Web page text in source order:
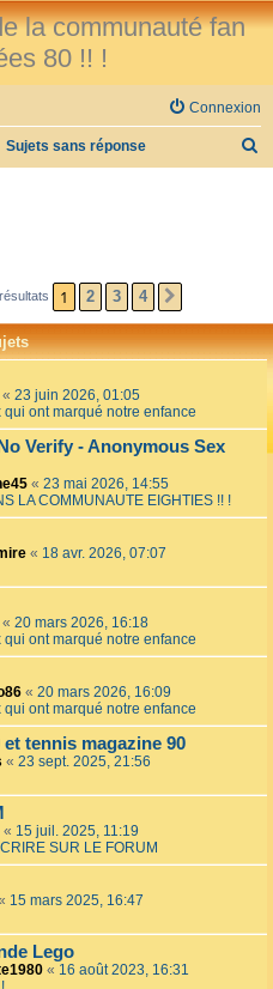
la communauté fan
80 !! !
Connexion
Sujets sans réponse
h
r
AVANCÉE
1 2 3 4
« 23 juin 2026, 01:05
qui ont marqué notre enfance
Verify - Anonymous Sex
« 23 mai 2026, 14:55
LA COMMUNAUTE EIGHTIES !! !
« 18 avr. 2026, 07:07
« 20 mars 2026, 16:18
qui ont marqué notre enfance
« 20 mars 2026, 16:09
qui ont marqué notre enfance
tennis magazine 90
« 23 sept. 2025, 21:56
« 15 juil. 2025, 11:19
SUR LE FORUM
15 mars 2025, 16:47
Lego
« 16 août 2023, 16:31